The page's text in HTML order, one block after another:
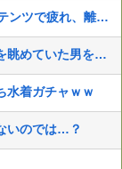
【悲報】浜口氏「『FF7 リバース』の大量コンテンツで疲れ、離れたプレイヤーいた」
死神のコスプレをして隣のビルの屋上から病院を眺めていた男を逮捕ｗｗｗ
水着ガチャｗｗ
いのでは…？